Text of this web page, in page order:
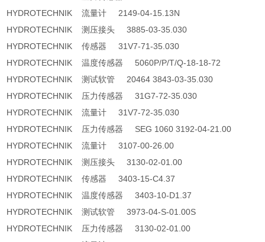
HYDROTECHNIK 流量计 2149-04-15.13N
HYDROTECHNIK 测压接头 3885-03-35.030
HYDROTECHNIK 传感器 31V7-71-35.030
HYDROTECHNIK 温度传感器 5060P/P/T/Q-18-18-72
HYDROTECHNIK 测试软管 20464 3843-03-35.030
HYDROTECHNIK 压力传感器 31G7-72-35.030
HYDROTECHNIK 流量计 31V7-72-35.030
HYDROTECHNIK 压力传感器 SEG 1060 3192-04-21.00
HYDROTECHNIK 流量计 3107-00-26.00
HYDROTECHNIK 测压接头 3130-02-01.00
HYDROTECHNIK 传感器 3403-15-C4.37
HYDROTECHNIK 温度传感器 3403-10-D1.37
HYDROTECHNIK 测试软管 3973-04-S-01.00S
HYDROTECHNIK 压力传感器 3130-02-01.00